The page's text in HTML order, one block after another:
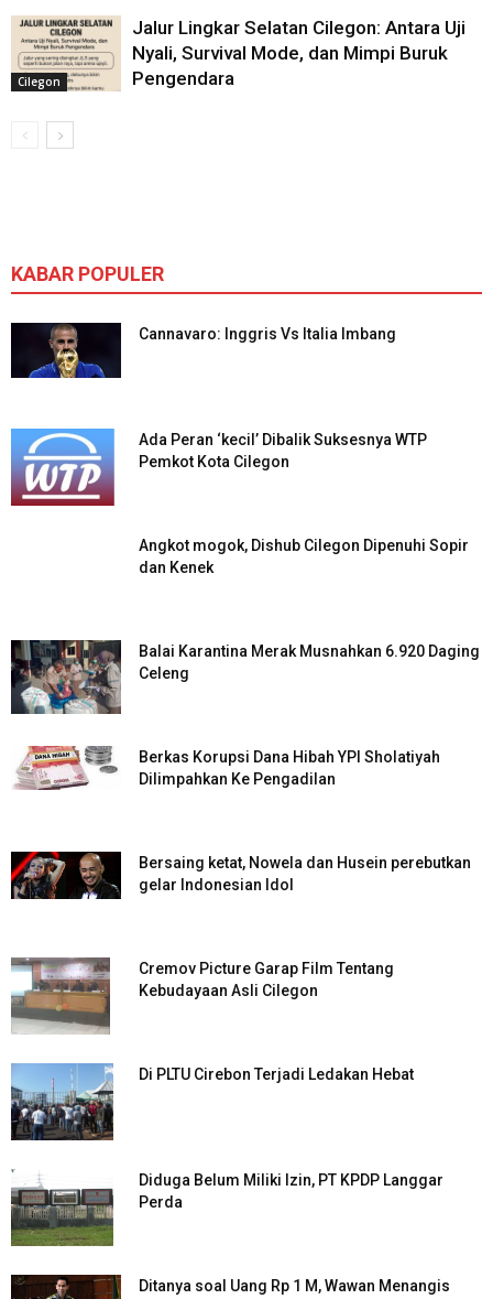
Cilegon
Jalur Lingkar Selatan Cilegon: Antara Uji
Nyali, Survival Mode, dan Mimpi Buruk
Pengendara
KABAR POPULER
Cannavaro: Inggris Vs Italia Imbang
Ada Peran ‘kecil’ Dibalik Suksesnya WTP
Pemkot Kota Cilegon
Angkot mogok, Dishub Cilegon Dipenuhi Sopir
dan Kenek
Balai Karantina Merak Musnahkan 6.920 Daging
Celeng
Berkas Korupsi Dana Hibah YPI Sholatiyah
Dilimpahkan Ke Pengadilan
Bersaing ketat, Nowela dan Husein perebutkan
gelar Indonesian Idol
Cremov Picture Garap Film Tentang
Kebudayaan Asli Cilegon
Di PLTU Cirebon Terjadi Ledakan Hebat
Diduga Belum Miliki Izin, PT KPDP Langgar
Perda
Ditanya soal Uang Rp 1 M, Wawan Menangis